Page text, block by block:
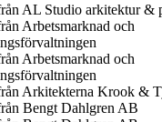
AL Studio arkitektur &
Arbetsmarknad och
Arbetsmarknad och
Arkitekterna Krook &
Bengt Dahlgren AB